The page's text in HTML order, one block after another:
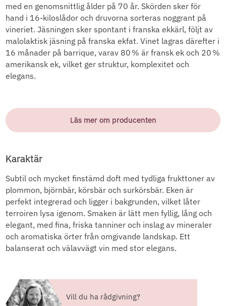
med en genomsnittlig ålder på 70 år. Skörden sker för
hand i 16‑kiloslådor och druvorna sorteras noggrant på
vineriet. Jäsningen sker spontant i franska ekkärl, följt av
malolaktisk jäsning på franska ekfat. Vinet lagras därefter i
16 månader på barrique, varav 80 % är fransk ek och 20 %
amerikansk ek, vilket ger struktur, komplexitet och
elegans.
Läs mer om producenten
Karaktär
Subtil och mycket finstämd doft med tydliga frukttoner av
plommon, björnbär, körsbär och surkörsbär. Eken är
perfekt integrerad och ligger i bakgrunden, vilket låter
terroiren lysa igenom. Smaken är lätt men fyllig, lång och
elegant, med fina, friska tanniner och inslag av mineraler
och aromatiska örter från omgivande landskap. Ett
balanserat och välavvägt vin med stor elegans.
Vill du ha rådgivning?